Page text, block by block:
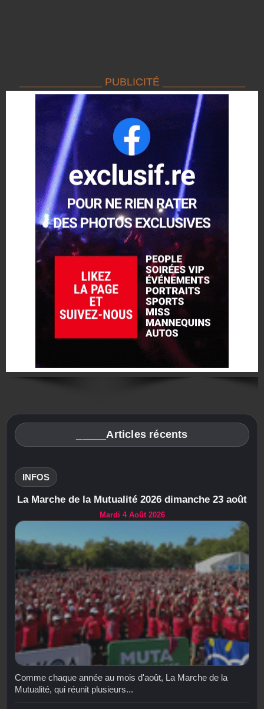
______________ PUBLICITÉ ______________
_____Articles récents
INFOS
La Marche de la Mutualité 2026 dimanche 23 août
Mardi 4 Août 2026
Comme chaque année au mois d'août, La Marche de la
Mutualité, qui réunit plusieurs...